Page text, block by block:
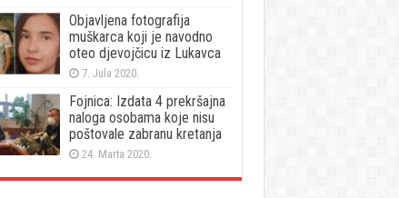
Objavljena fotografija
muškarca koji je navodno
oteo djevojčicu iz Lukavca
7. Jula 2020.
Fojnica: Izdata 4 prekršajna
naloga osobama koje nisu
poštovale zabranu kretanja
24. Marta 2020.